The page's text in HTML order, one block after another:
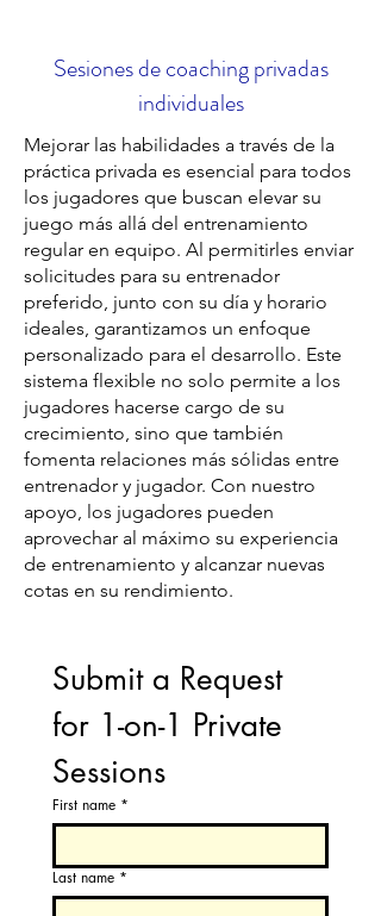
Sesiones de coaching privadas
individuales
Mejorar las habilidades a través de la
práctica privada es esencial para todos
los jugadores que buscan elevar su
juego más allá del entrenamiento
regular en equipo. Al permitirles enviar
solicitudes para su entrenador
preferido, junto con su día y horario
ideales, garantizamos un enfoque
personalizado para el desarrollo. Este
sistema flexible no solo permite a los
jugadores hacerse cargo de su
crecimiento, sino que también
fomenta relaciones más sólidas entre
entrenador y jugador. Con nuestro
apoyo, los jugadores pueden
aprovechar al máximo su experiencia
de entrenamiento y alcanzar nuevas
cotas en su rendimiento.
Submit a Request
for 1-on-1 Private
Sessions
First name *
Last name *